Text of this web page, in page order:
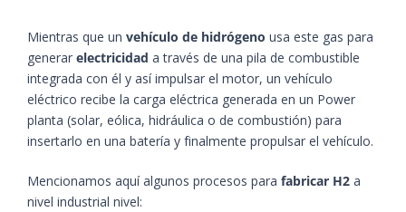
Mientras que un vehículo de hidrógeno usa este gas para
generar electricidad a través de una pila de combustible
integrada con él y así impulsar el motor, un vehículo
eléctrico recibe la carga eléctrica generada en un Power
planta (solar, eólica, hidráulica o de combustión) para
insertarlo en una batería y finalmente propulsar el vehículo.
Mencionamos aquí algunos procesos para fabricar H2 a
nivel industrial nivel: